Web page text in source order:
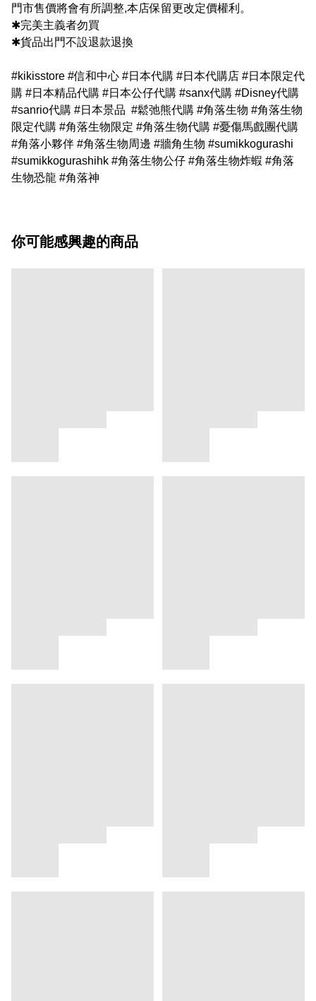
門市售價將會有所調整,本店保留更改定價權利。
✱完美主義者勿買
✱貨品出門不設退款退換
#kikisstore #信和中心 #日本代購 #日本代購店 #日本限定代
購 #日本精品代購 #日本公仔代購 #sanx代購 #Disney代購
#sanrio代購 #日本景品 #鬆弛熊代購 #角落生物 #角落生物
限定代購 #角落生物限定 #角落生物代購 #憂傷馬戲團代購
#角落小夥伴 #角落生物周邊 #牆角生物 #sumikkogurashi
#sumikkogurashihk #角落生物公仔 #角落生物炸蝦 #角落
生物恐龍 #角落神
你可能感興趣的商品